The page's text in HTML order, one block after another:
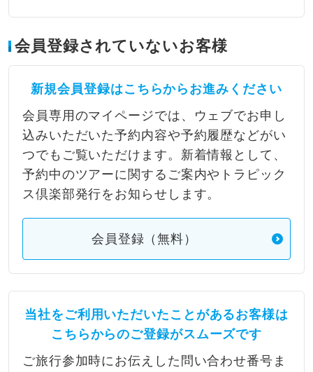
会員登録されていないお客様
新規会員登録はこちらからお進みください
会員専用のマイページでは、ウェブでお申し
込みいただいた予約内容や予約履歴などがい
つでもご覧いただけます。新着情報として、
予約中のツアーに関するご案内やトラピック
ス倶楽部発行をお知らせします。
会員登録（無料）
当社をご利用いただいたことがあるお客様は
こちらからのご登録がスムーズです
ご旅行参加時にお伝えした問い合わせ番号ま